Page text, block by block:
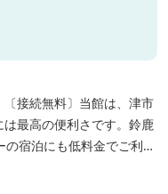
接続無料〕当館は、津市
最高の便利さです。鈴鹿
宿泊にも低料金でご利用